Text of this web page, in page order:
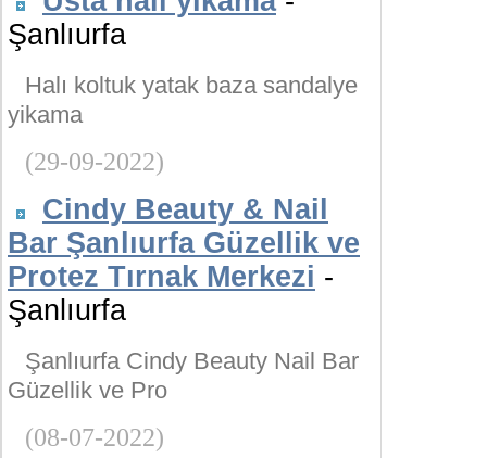
Şanlıurfa
Halı koltuk yatak baza sandalye
yikama
(29-09-2022)
Cindy Beauty & Nail
Bar Şanlıurfa Güzellik ve
Protez Tırnak Merkezi -
Şanlıurfa
Şanlıurfa Cindy Beauty Nail Bar
Güzellik ve Pro
(08-07-2022)